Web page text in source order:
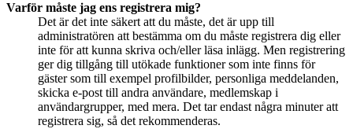
Varför måste jag ens registrera mig?
Det är det inte säkert att du måste, det är upp till
administratören att bestämma om du måste registrera dig eller
inte för att kunna skriva och/eller läsa inlägg. Men registrering
ger dig tillgång till utökade funktioner som inte finns för
gäster som till exempel profilbilder, personliga meddelanden,
skicka e-post till andra användare, medlemskap i
användargrupper, med mera. Det tar endast några minuter att
registrera sig, så det rekommenderas.